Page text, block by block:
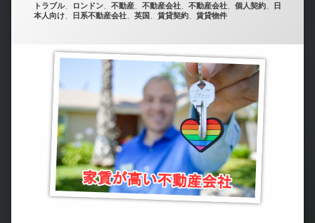
カテゴリー:
トラブル、 ロンドン、 不動産、 不動産会社、 不動産会社、 個人契約、
日
本人向け、 日系不動産会社、 英国 、 賃貸契約、 賃貸物件